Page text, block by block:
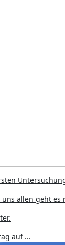
allen geht es
auf ...